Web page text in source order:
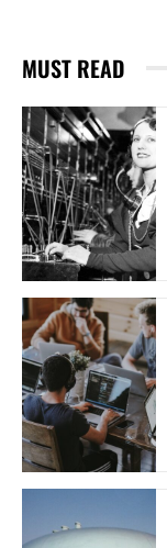
MUST READ